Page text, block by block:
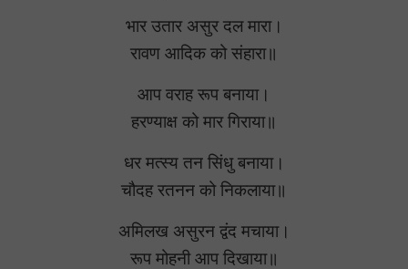
भार उतार असुर दल मारा।
रावण आदिक को संहारा॥
आप वराह रूप बनाया।
हरण्याक्ष को मार गिराया॥
धर मत्स्य तन सिंधु बनाया।
चौदह रतनन को निकलाया॥
अमिलख असुरन द्वंद मचाया।
रूप मोहनी आप दिखाया॥